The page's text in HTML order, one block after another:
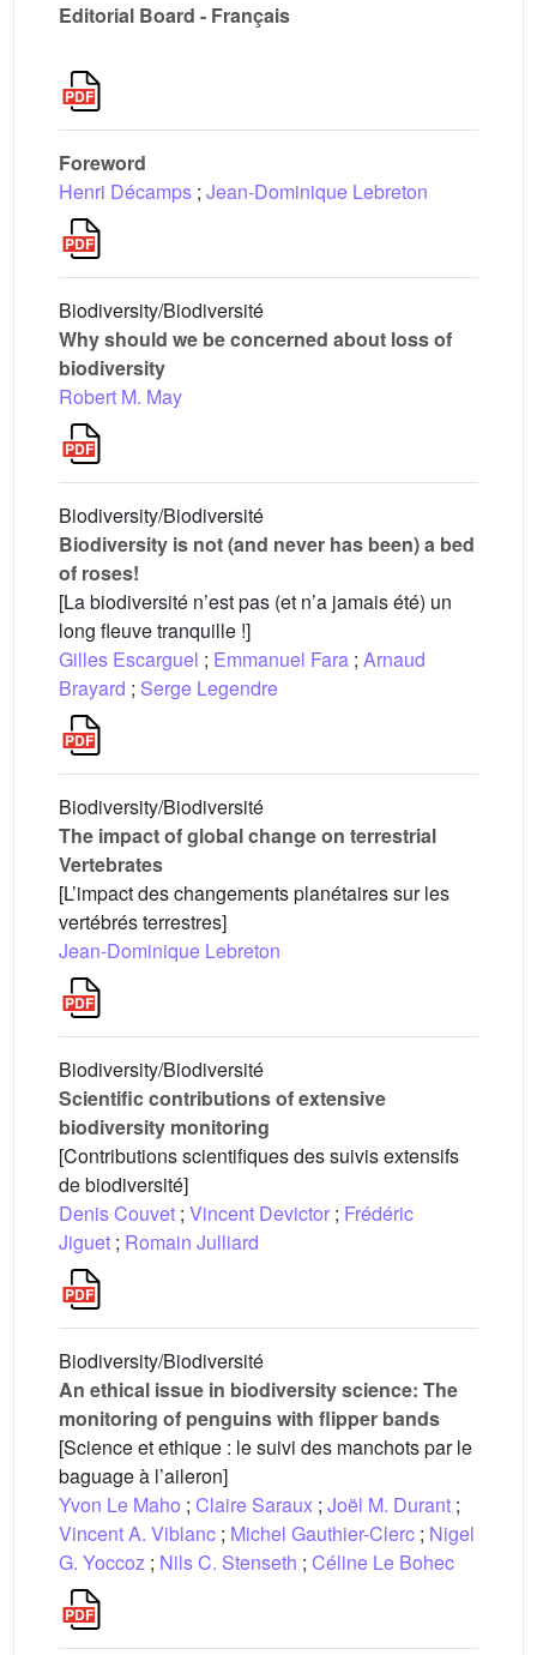
Editorial Board - Français
Foreword
Henri Décamps ; Jean-Dominique Lebreton
Biodiversity/Biodiversité
Why should we be concerned about loss of
biodiversity
Robert M. May
Biodiversity/Biodiversité
Biodiversity is not (and never has been) a bed
of roses!
[La biodiversité n’est pas (et n’a jamais été) un
long fleuve tranquille !]
Gilles Escarguel ; Emmanuel Fara ; Arnaud
Brayard ; Serge Legendre
Biodiversity/Biodiversité
The impact of global change on terrestrial
Vertebrates
[L’impact des changements planétaires sur les
vertébrés terrestres]
Jean-Dominique Lebreton
Biodiversity/Biodiversité
Scientific contributions of extensive
biodiversity monitoring
[Contributions scientifiques des suivis extensifs
de biodiversité]
Denis Couvet ; Vincent Devictor ; Frédéric
Jiguet ; Romain Julliard
Biodiversity/Biodiversité
An ethical issue in biodiversity science: The
monitoring of penguins with flipper bands
[Science et ethique : le suivi des manchots par le
baguage à l’aileron]
Yvon Le Maho ; Claire Saraux ; Joël M. Durant ;
Vincent A. Viblanc ; Michel Gauthier-Clerc ; Nigel
G. Yoccoz ; Nils C. Stenseth ; Céline Le Bohec